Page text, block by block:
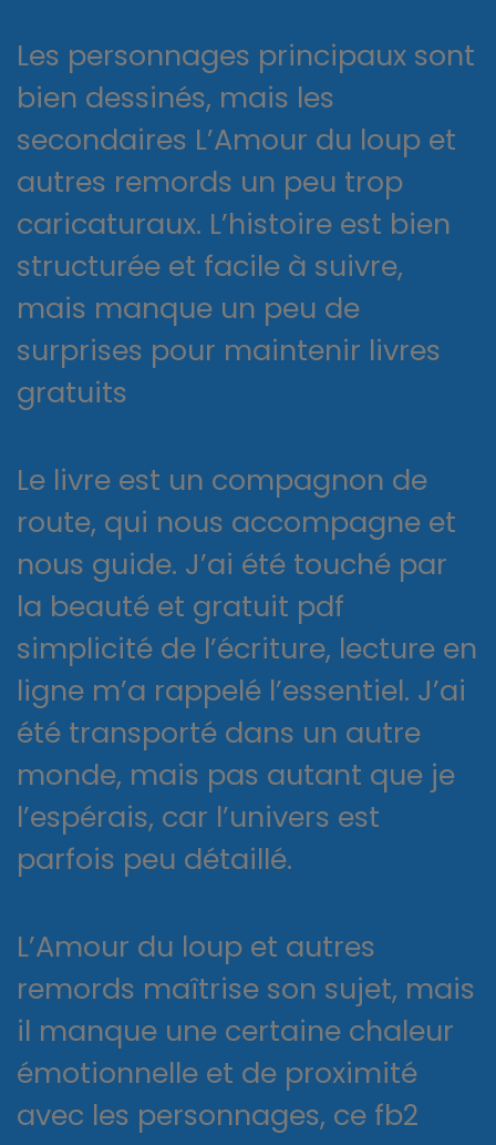
Les personnages principaux sont
bien dessinés, mais les
secondaires L’Amour du loup et
autres remords un peu trop
caricaturaux. L’histoire est bien
structurée et facile à suivre,
mais manque un peu de
surprises pour maintenir livres
gratuits
Le livre est un compagnon de
route, qui nous accompagne et
nous guide. J’ai été touché par
la beauté et gratuit pdf
simplicité de l’écriture, lecture en
ligne m’a rappelé l’essentiel. J’ai
été transporté dans un autre
monde, mais pas autant que je
l’espérais, car l’univers est
parfois peu détaillé.
L’Amour du loup et autres
remords maîtrise son sujet, mais
il manque une certaine chaleur
émotionnelle et de proximité
avec les personnages, ce fb2